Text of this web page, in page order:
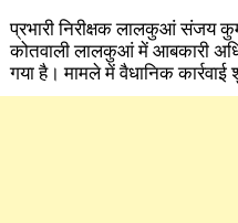
प्रभारी निरीक्षक लालकुआं संजय
कोतवाली लालकुआं में आबकारी
गया है। मामले में वैधानिक